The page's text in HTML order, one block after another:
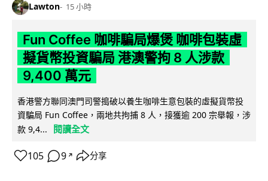
Lawton 15 小時
Fun Coffee 咖啡騙局爆煲 咖啡包裝虛
擬貨幣投資騙局 港澳警拘 8 人涉款
9,400 萬元
香港警方聯同澳門司警搗破以養生咖啡生意包裝的虛擬貨幣投
資騙局 Fun Coffee，兩地共拘捕 8 人，接獲逾 200 宗舉報，涉
款 9,4...
閱讀全文
105 9 ↗ 分享